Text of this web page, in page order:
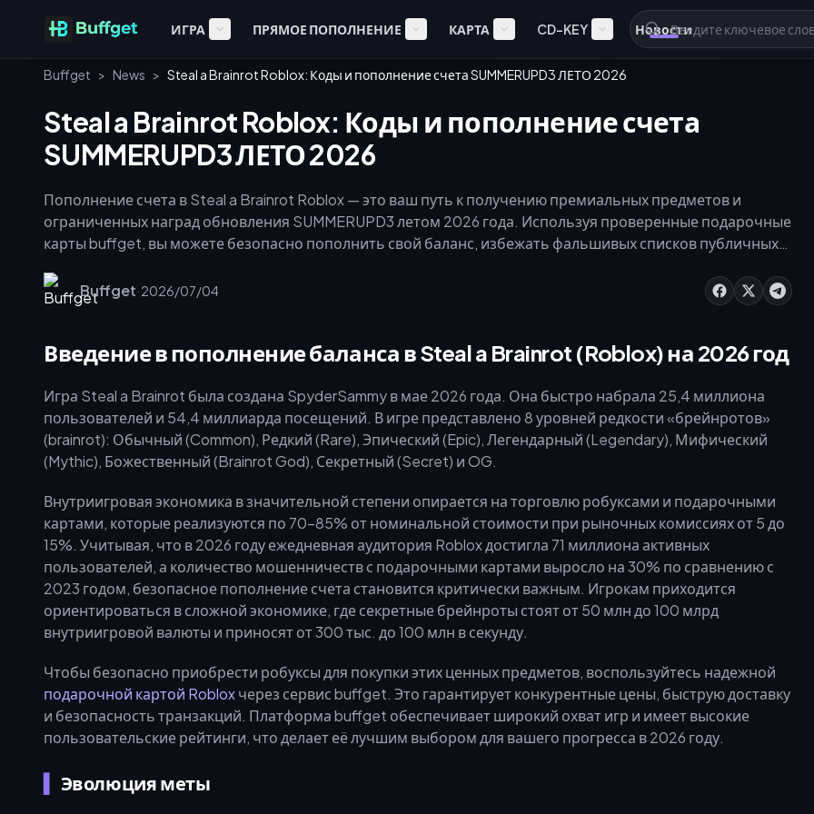
ИГРА ПРЯМОЕ ПОПОЛНЕНИЕ КАРТА CD-KEY Новости
Buffget > News > Steal a Brainrot Roblox: Коды и пополнение счета SUMMERUPD3 ЛЕТО 2026
Steal a Brainrot Roblox: Коды и пополнение счета
SUMMERUPD3 ЛЕТО 2026
Пополнение счета в Steal a Brainrot Roblox — это ваш путь к получению премиальных предметов и
ограниченных наград обновления SUMMERUPD3 летом 2026 года. Используя проверенные подарочные
карты buffget, вы можете безопасно пополнить свой баланс, избежать фальшивых списков публичных
сегодня, чтобы доминировать в текущей мете и максимально эффективно пополнить свою коллекцию.
Buffget·2026/07/04
Введение в пополнение баланса в Steal a Brainrot (Roblox) на 2026 год
Игра Steal a Brainrot была создана SpyderSammy в мае 2026 года. Она быстро набрала 25,4 миллиона
пользователей и 54,4 миллиарда посещений. В игре представлено 8 уровней редкости «брейнротов»
(brainrot): Обычный (Common), Редкий (Rare), Эпический (Epic), Легендарный (Legendary), Мифический
(Mythic), Божественный (Brainrot God), Секретный (Secret) и OG.
Внутриигровая экономика в значительной степени опирается на торговлю робуксами и подарочными
картами, которые реализуются по 70–85% от номинальной стоимости при рыночных комиссиях от 5 до
15%. Учитывая, что в 2026 году ежедневная аудитория Roblox достигла 71 миллиона активных
пользователей, а количество мошенничеств с подарочными картами выросло на 30% по сравнению с
2023 годом, безопасное пополнение счета становится критически важным. Игрокам приходится
ориентироваться в сложной экономике, где секретные брейнроты стоят от 50 млн до 100 млрд
внутриигровой валюты и приносят от 300 тыс. до 100 млн в секунду.
Чтобы безопасно приобрести робуксы для покупки этих ценных предметов, воспользуйтесь надежной
подарочной картой Robloxчерез сервис buffget. Это гарантирует конкурентные цены, быструю доставку
и безопасность транзакций. Платформа buffget обеспечивает широкий охват игр и имеет высокие
пользовательские рейтинги, что делает её лучшим выбором для вашего прогресса в 2026 году.
Эволюция меты